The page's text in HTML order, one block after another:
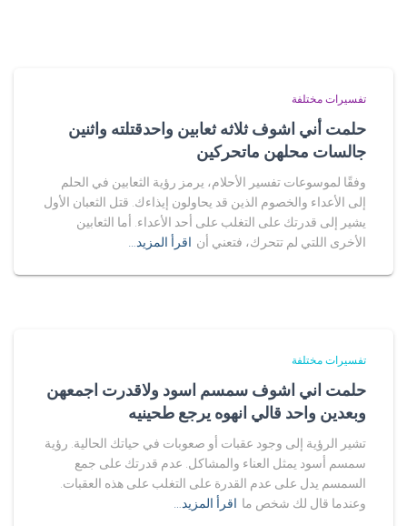
تفسيرات مختلفة
حلمت أني اشوف ثلاثه ثعابين واحدقتلته واثنين
جالسات محلهن ماتحركين
وفقًا لموسوعات تفسير الأحلام، يرمز رؤية الثعابين في الحلم
إلى الأعداء والخصوم الذين قد يحاولون إيذاءك. قتل الثعبان الأول
يشير إلى قدرتك على التغلب على أحد الأعداء. أما الثعابين
الأخرى اللتي لم تتحرك، فتعني أن اقرأ المزيد…
تفسيرات مختلفة
حلمت اني اشوف سمسم اسود ولاقدرت اجمعهن
وبعدين واحد قالي انهوه يرجع طحينيه
تشير الرؤية إلى وجود عقبات أو صعوبات في حياتك الحالية. رؤية
سمسم أسود يمثل العناء والمشاكل. عدم قدرتك على جمع
السمسم يدل على عدم القدرة على التغلب على هذه العقبات.
وعندما قال لك شخص ما اقرأ المزيد…